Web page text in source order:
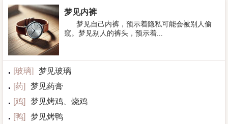
梦见内裤
梦见自己内裤，预示着隐私可能会被别人偷
窥。梦见别人的裤头，预示着...
[玻璃]
梦见玻璃
[药]
梦见药膏
[鸡]
梦见烤鸡、烧鸡
[鸭] 梦见烤鸭